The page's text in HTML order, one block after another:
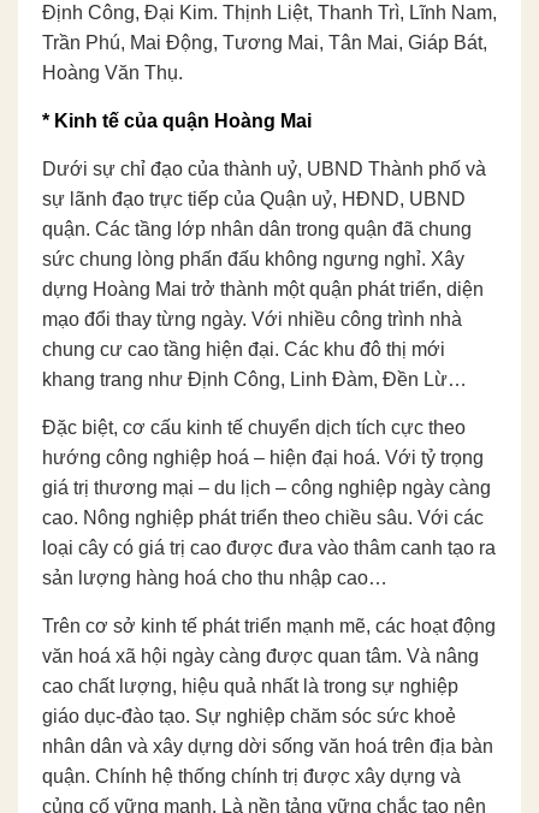
Định Công, Đại Kim. Thịnh Liệt, Thanh Trì, Lĩnh Nam,
Trần Phú, Mai Động, Tương Mai, Tân Mai, Giáp Bát,
Hoàng Văn Thụ.
* Kinh tế của quận Hoàng Mai
Dưới sự chỉ đạo của thành uỷ, UBND Thành phố và
sự lãnh đạo trực tiếp của Quận uỷ, HĐND, UBND
quận. Các tầng lớp nhân dân trong quận đã chung
sức chung lòng phấn đấu không ngưng nghỉ. Xây
dựng Hoàng Mai trở thành một quận phát triển, diện
mạo đổi thay từng ngày. Với nhiều công trình nhà
chung cư cao tầng hiện đại. Các khu đô thị mới
khang trang như Định Công, Linh Đàm, Đền Lừ…
Đặc biệt, cơ cấu kinh tế chuyển dịch tích cực theo
hướng công nghiệp hoá – hiện đại hoá. Với tỷ trọng
giá trị thương mại – du lịch – công nghiệp ngày càng
cao. Nông nghiệp phát triển theo chiều sâu. Với các
loại cây có giá trị cao được đưa vào thâm canh tạo ra
sản lượng hàng hoá cho thu nhập cao…
Trên cơ sở kinh tế phát triển mạnh mẽ, các hoạt động
văn hoá xã hội ngày càng được quan tâm. Và nâng
cao chất lượng, hiệu quả nhất là trong sự nghiệp
giáo dục-đào tạo. Sự nghiệp chăm sóc sức khoẻ
nhân dân và xây dựng dời sống văn hoá trên địa bàn
quận. Chính hệ thống chính trị được xây dựng và
củng cố vững mạnh. Là nền tảng vững chắc tạo nên